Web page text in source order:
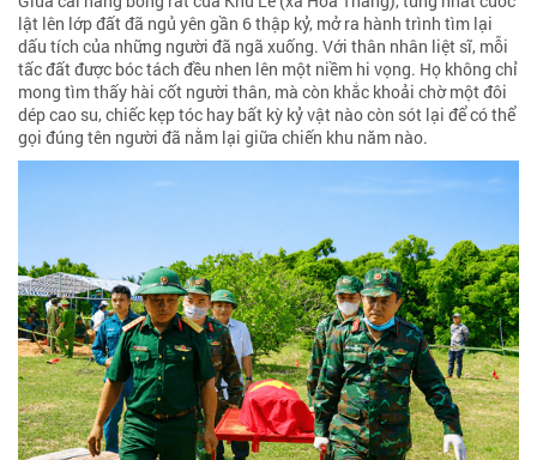
lật lên lớp đất đã ngủ yên gần 6 thập kỷ, mở ra hành trình tìm lại
dấu tích của những người đã ngã xuống. Với thân nhân liệt sĩ, mỗi
tấc đất được bóc tách đều nhen lên một niềm hi vọng. Họ không chỉ
mong tìm thấy hài cốt người thân, mà còn khắc khoải chờ một đôi
dép cao su, chiếc kẹp tóc hay bất kỳ kỷ vật nào còn sót lại để có thể
gọi đúng tên người đã nằm lại giữa chiến khu năm nào.